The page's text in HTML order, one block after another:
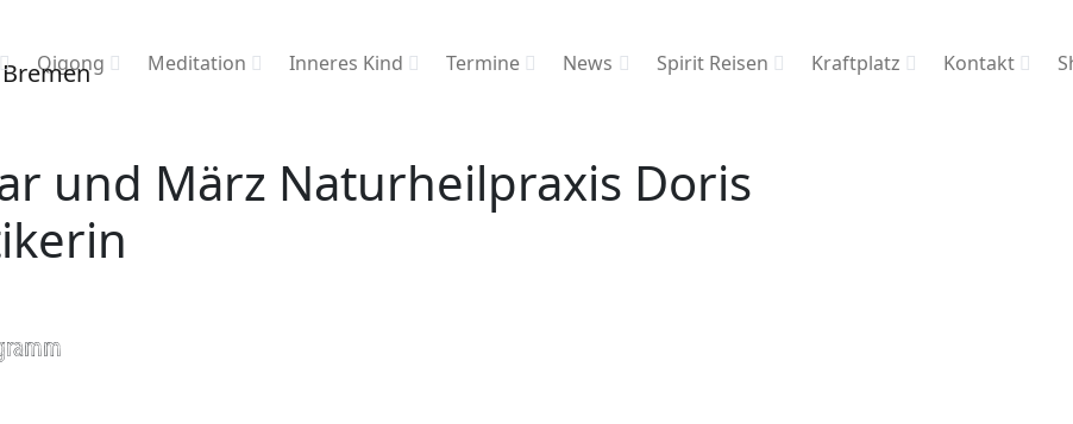
Qigong Meditation Inneres Kind Termine News Spirit Reisen Kraftplatz Kontakt
und März Naturheilpraxis Doris